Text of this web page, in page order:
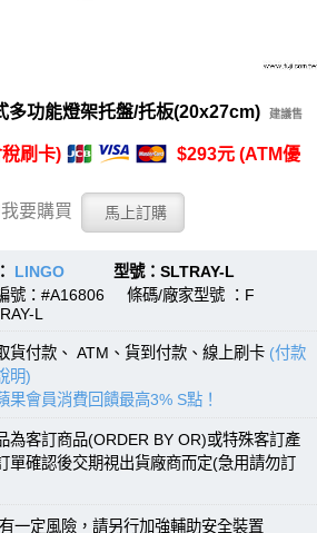
多功能燈架托盤/托板(20x27cm)
建議售
刷卡)
$293元 (ATM優
要購買
LINGO 型號：SLTRAY-L
號：#A16806 條碼/廠家型號 ：F
L
貨付款、 ATM、貨到付款、線上刷卡 (付款
明)
果會員消費回饋最高3% S點！
為客訂商品(ORDER BY OR)或特殊客訂產
單確認後交期視出貨廠商而定(急用請勿訂
一定風險，請另行加強輔助安全裝置